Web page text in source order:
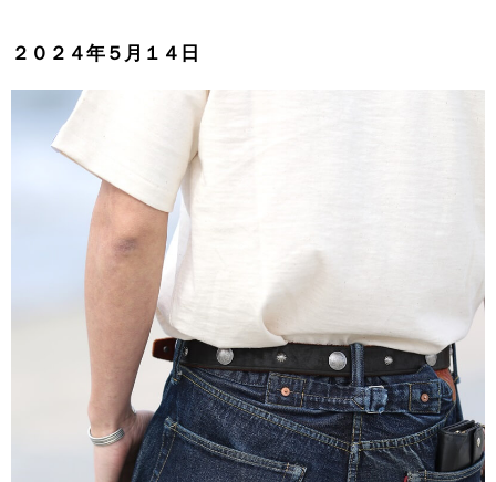
２０２４年５月１４日